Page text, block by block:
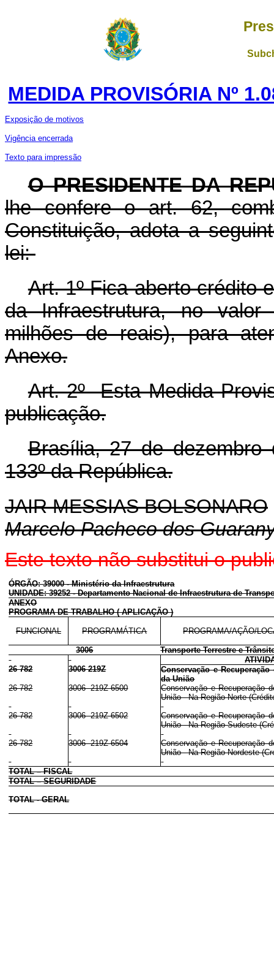
MEDIDA PROVISÓRIA Nº
Exposição de motivos
Vigência encerrada
Texto para impressão
O PRESIDENTE DA
lhe confere o art. 62,
Constituição, adota a
lei:
Art. 1º Fica aberto crédito
da Infraestrutura, no valor
milhões de reais), para
Anexo.
Art. 2º Esta Medida
publicação.
Brasília, 27 de dezembro
133º da República.
JAIR MESSIAS BOLSONARO
Marcelo Pacheco dos
Este texto não substitui o
ÓRGÃO: 39000 - Ministério da Infraestrutura
UNIDADE: 39252 - Departamento Nacional de Infraestrutura de
ANEXO
PROGRAMA DE TRABALHO ( APLICAÇÃO )
FUNCIONAL PROGRAMÁTICA PROGRAMA/AÇÃO/
3006
Transporte Terrestre e
26 782
3006 219Z
Conservação e
da União
26 782
3006 219Z 6500
Conservação e Recuperação
União - Na Região Norte
26 782
3006 219Z 6502
Conservação e Recuperação
União - Na Região Sudeste
26 782
3006 219Z 6504
Conservação e Recuperação
União - Na Região Nordeste
TOTAL – FISCAL
TOTAL – SEGURIDADE
TOTAL - GERAL